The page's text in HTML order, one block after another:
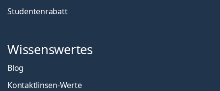
Studentenrabatt
Wissenswertes
Blog
Kontaktlinsen-Werte